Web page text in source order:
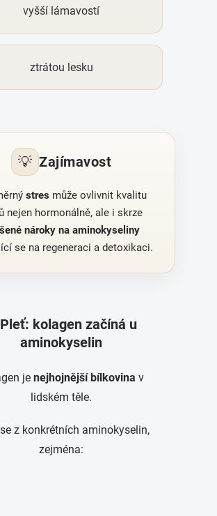
vyšší lámavostí
ztrátou lesku
💡 Zajímavost
stres může ovlivnit kvalitu
nejen hormonálně, ale i skrze
nároky na aminokyseliny
se na regeneraci a detoxikaci.
kolagen začíná u
aminokyselin
je nejhojnější bílkovina v
lidském těle.
z konkrétních aminokyselin,
zejména: